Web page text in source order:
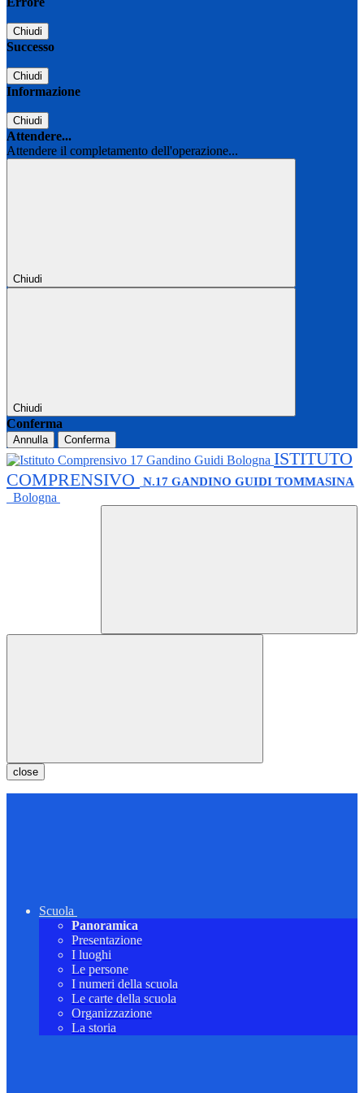
Chiudi
Successo
Chiudi
Informazione
Chiudi
Attendere...
Attendere il completamento dell'operazione...
Chiudi
Chiudi
Conferma
Annulla Conferma
ISTITUTO
COMPRENSIVO
N.17 GANDINO GUIDI TOMMASINA
Bologna
close
Scuola
Panoramica
Presentazione
I luoghi
Le persone
I numeri della scuola
Le carte della scuola
Organizzazione
La storia